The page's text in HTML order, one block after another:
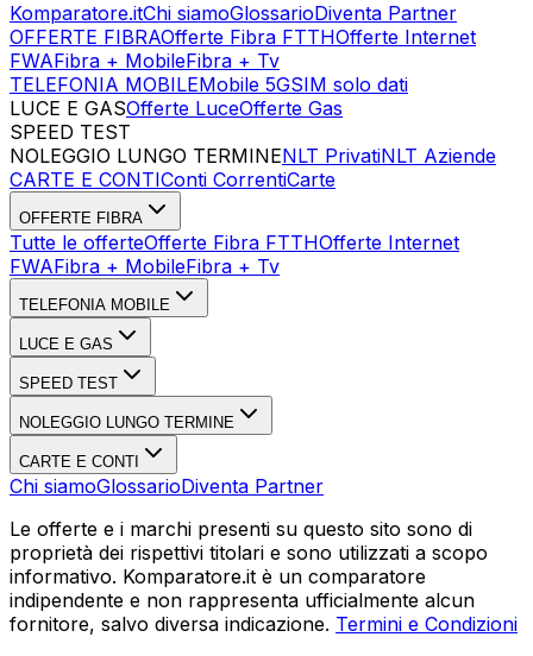
Komparatore.itChi siamoGlossarioDiventa Partner
OFFERTE FIBRAOfferte Fibra FTTHOfferte Internet
FWAFibra + MobileFibra + Tv
TELEFONIA MOBILEMobile 5GSIM solo dati
LUCE E GASOfferte LuceOfferte Gas
SPEED TEST
NOLEGGIO LUNGO TERMINENLT PrivatiNLT Aziende
CARTE E CONTIConti CorrentiCarte
OFFERTE FIBRA
Tutte le offerteOfferte Fibra FTTHOfferte Internet
FWAFibra + MobileFibra + Tv
TELEFONIA MOBILE
LUCE E GAS
SPEED TEST
NOLEGGIO LUNGO TERMINE
CARTE E CONTI
Chi siamoGlossarioDiventa Partner
Le offerte e i marchi presenti su questo sito sono di
proprietà dei rispettivi titolari e sono utilizzati a scopo
informativo. Komparatore.it è un comparatore
indipendente e non rappresenta ufficialmente alcun
fornitore, salvo diversa indicazione. Termini e Condizioni